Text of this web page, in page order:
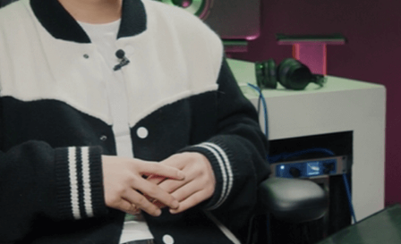
현) 프로듀서
2023 OO-LI 앨범 6곡, 싱글 '심연' 작곡
2022 COLORFUL TRAUMA 앨범 전곡 작곡
2021 ONLY LOVERS LEFT 앨범 3곡 작곡 및 1곡 편곡, SET 싱글 앨범
2020 WOOPS! 앨범 5곡, EQUAL 앨범 5곡 작곡
2018 싱글 '아무의미' 작곡